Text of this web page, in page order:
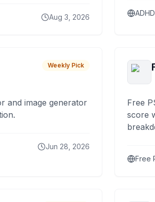
Aug 3, 2026
Weekly Pick
and image generator
Jun 28, 2026
Free
score
Free